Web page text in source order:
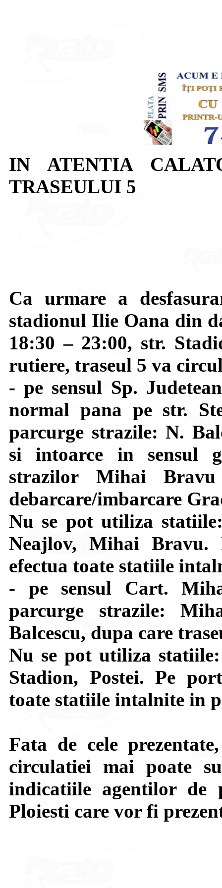
IN ATENTIA
TRASEULUI 5
Ca urmare a
stadionul Ilie Oana din
18:30 – 23:00, str.
rutiere, traseul 5 va
- pe sensul Sp.
normal pana pe str.
parcurge strazile: N.
si intoarce in sensul
strazilor Mihai
debarcare/imbarcare
Nu se pot utiliza
Neajlov, Mihai Bravu.
efectua toate statiile
- pe sensul Cart.
parcurge strazile:
Balcescu, dupa care
Nu se pot utiliza
Stadion, Postei. Pe
toate statiile intalnite in
Fata de cele
circulatiei mai poate
indicatiile agentilor
Ploiesti care vor fi